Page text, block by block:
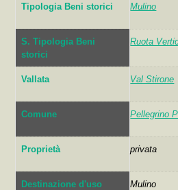
Tipologia Beni storici Mulino
S. Tipologia Beni
storici
Ruota
Vallata Val Stirone
Comune Pellegrino
Proprietà privata
Destinazione d'uso
Mulino